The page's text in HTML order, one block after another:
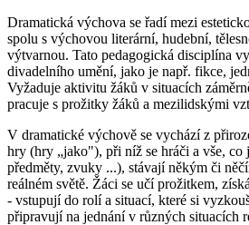
Dramatická výchova se řadí mezi
spolu s výchovou literární, hudební,
výtvarnou. Tato pedagogická disciplína
divadelního umění, jako je např. fikce,
Vyžaduje aktivitu žáků v situacích
pracuje s prožitky žáků a mezilidskými
V dramatické výchově se vychází z
hry (hry „jako"), při níž se hráči a vše, co
předměty, zvuky ...), stávají někým či
reálném světě. Žáci se učí prožitkem,
- vstupují do rolí a situací, které si
připravují na jednání v různých situacích